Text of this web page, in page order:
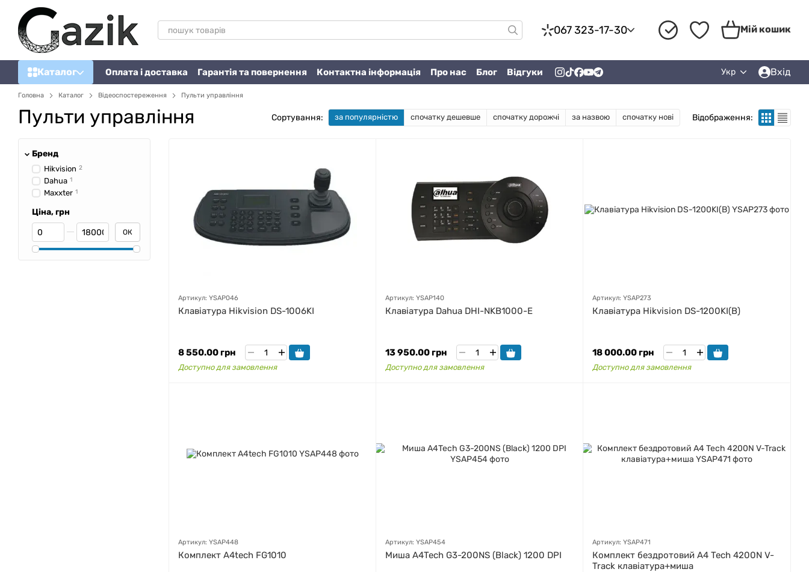
Перейти до основного контенту
067 323-17-30 Мій кошик
Каталог Оплата і доставка Гарантія та повернення Контактна інформація Про нас Блог Відгуки Укр Вхід
Головна Каталог Відеоспостереження Пульти управління
Пульти управління Сортування: за популярністю спочатку дешевше спочатку дорожчі за назвою спочатку нові Відображення:
Артикул: YSAP046
Клавіатура Hikvision DS-1006KI
8 550.00 грн
Доступно для замовлення
Артикул: YSAP140
Клавіатура Dahua DHI-NKB1000-E
13 950.00 грн
Доступно для замовлення
Артикул: YSAP273
Клавіатура Hikvision DS-1200KI(B)
18 000.00 грн
Доступно для замовлення
Артикул: YSAP448
Комплект A4tech FG1010
Артикул: YSAP454
Миша A4Tech G3-200NS (Black) 1200 DPI
Артикул: YSAP471
Комплект бездротовий A4 Tech 4200N V-
Track клавіатура+миша
Бренд
Hikvision 2
Dahua 1
Maxxter 1
Ціна, грн
Від Ціна, грн
До Ціна, грн ОК